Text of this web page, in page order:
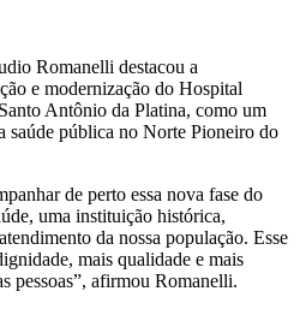
Romanelli destacou a
e modernização do Hospital
Antônio da Platina, como um
saúde pública no Norte Pioneiro do
de perto essa nova fase do
uma instituição histórica,
da nossa população. Esse
mais qualidade e mais
pessoas”, afirmou Romanelli.